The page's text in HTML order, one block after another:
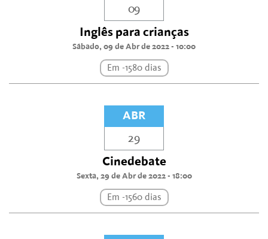
09
Inglês para crianças
Sábado, 09 de Abr de 2022 - 10:00
Em -1580 dias
ABR
29
Cinedebate
Sexta, 29 de Abr de 2022 - 18:00
Em -1560 dias